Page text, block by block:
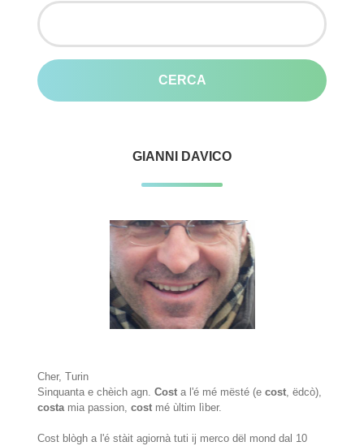
Ricerca
GIANNI DAVICO
Cher, Turin
Sinquanta e chèich agn.Cost a l'é mé mësté (ecost , ëdcò),
costa mia passion,cost mé ùltim lìber.
Cost blògh a l'é stàit agiornà tuti ij merco dël mond dal 10